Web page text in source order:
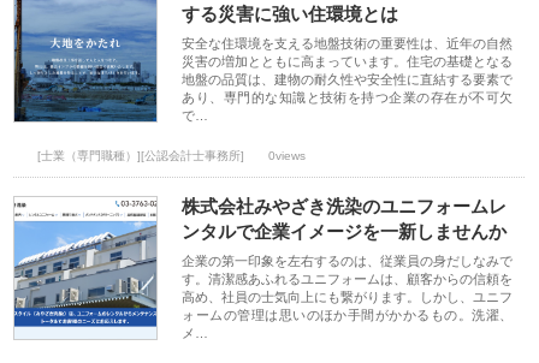
する災害に強い住環境とは
安全な住環境を支える地盤技術の重要性は、近年の自然
災害の増加とともに高まっています。住宅の基礎となる
地盤の品質は、建物の耐久性や安全性に直結する要素で
あり、専門的な知識と技術を持つ企業の存在が不可欠
で…
[士業（専門職種）][公認会計士事務所] 0views
株式会社みやざき洗染のユニフォームレ
ンタルで企業イメージを一新しませんか
企業の第一印象を左右するのは、従業員の身だしなみで
す。清潔感あふれるユニフォームは、顧客からの信頼を
高め、社員の士気向上にも繋がります。しかし、ユニフ
ォームの管理は思いのほか手間がかかるもの。洗濯、
メ…